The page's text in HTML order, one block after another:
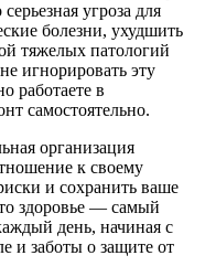
угроза для
болезни, ухудшить
тяжелых патологий
игнорировать эту
работаете в
самостоятельно.
организация
к своему
и сохранить ваше
здоровье — самый
день, начиная с
и заботы о защите от